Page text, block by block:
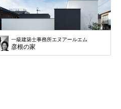
一級建築士事務所エヌアールエム
彦根の家